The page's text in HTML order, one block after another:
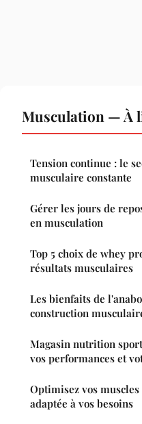
Musculation — À
Tension continue : le
musculaire constante
Gérer les jours de
en musculation
Top 5 choix de whey
résultats musculaires
Les bienfaits de
construction
Magasin nutrition
vos performances et
Optimisez vos
adaptée à vos besoins